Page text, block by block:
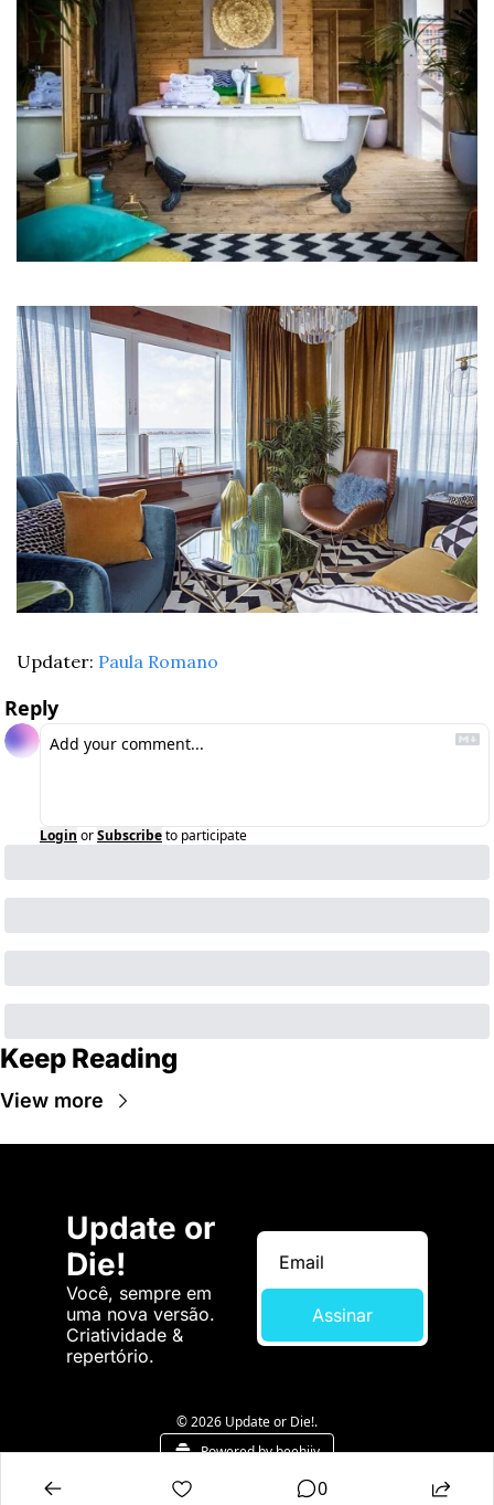
Updater: Paula Romano
Reply
Login orSubscribeto participate
Keep Reading
View more
Update or
Die!
Você, sempre em
uma nova versão.
Criatividade &
repertório.
Assinar
© 2026 Update or Die!.
Powered by beehiiv
0